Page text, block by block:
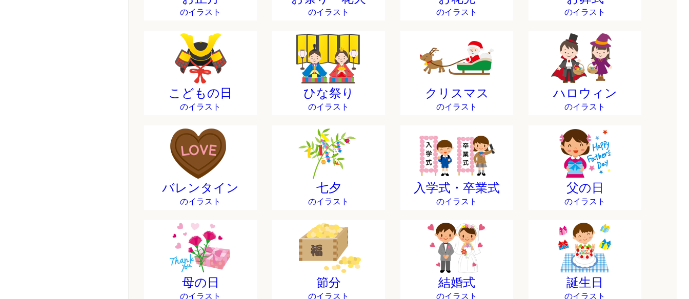
のイラスト のイラスト のイラスト のイラスト
こどもの日
のイラスト
ひな祭り
のイラスト
クリスマス
のイラスト
ハロウィン
のイラスト
バレンタイン
のイラスト
七夕
のイラスト
入学式・卒業式
のイラスト
父の日
のイラスト
母の日
のイラスト
節分
のイラスト
結婚式
のイラスト
誕生日
のイラスト